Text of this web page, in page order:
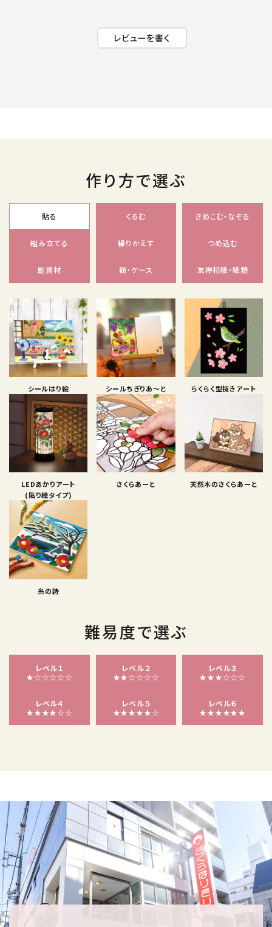
レビューを書く
作り方で選ぶ
貼る くるむ きめこむ・なぞる
組み立てる 繰りかえす つめ込む
副資材 額・ケース 友禅和紙・紙類
シールはり絵 シールちぎりあ〜と らくらく型抜きアート
LEDあかりアート
(貼り絵タイプ)
さくらあーと 天然木のさくらあーと
糸の詩
難易度で選ぶ
レベル１
★☆☆☆☆☆
レベル２
★★☆☆☆☆
レベル３
★★★☆☆☆
レベル４
★★★★☆☆
レベル５
★★★★★☆
レベル６
★★★★★★